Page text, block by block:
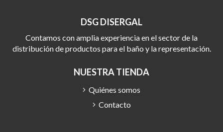
DSG DISERGAL
Contamos con amplia experiencia en el sector de la
distribución de productos para el baño y la representación.
NUESTRA TIENDA
Quiénes somos
Contacto